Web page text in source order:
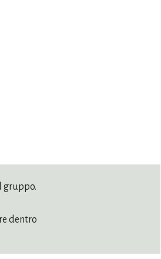
gruppo.
dentro